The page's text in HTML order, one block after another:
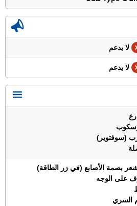
لا يدعم
لا يدعم
(سوفتوير)
بصمة الأصابع (في زر الطاقة)
على الوجه
السري